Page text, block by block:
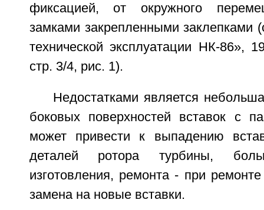
фиксацией, от окружного
замками закрепленными заклепками
технической эксплуатации НК-86»,
стр. 3/4, рис. 1).
Недостатками является
боковых поверхностей вставок с
может привести к выпадению
деталей ротора турбины,
изготовления, ремонта - при
замена на новые вставки.